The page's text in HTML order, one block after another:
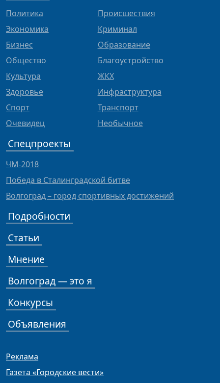
Политика
Экономика
Бизнес
Общество
Культура
Здоровье
Спорт
Очевидец
Происшествия
Криминал
Образование
Благоустройство
ЖКХ
Инфраструктура
Транспорт
Необычное
Спецпроекты
ЧМ-2018
Победа в Сталинградской битве
Волгоград – город спортивных достижений
Подробности
Статьи
Мнение
Волгоград — это я
Конкурсы
Объявления
Реклама
Газета «Городские вести»